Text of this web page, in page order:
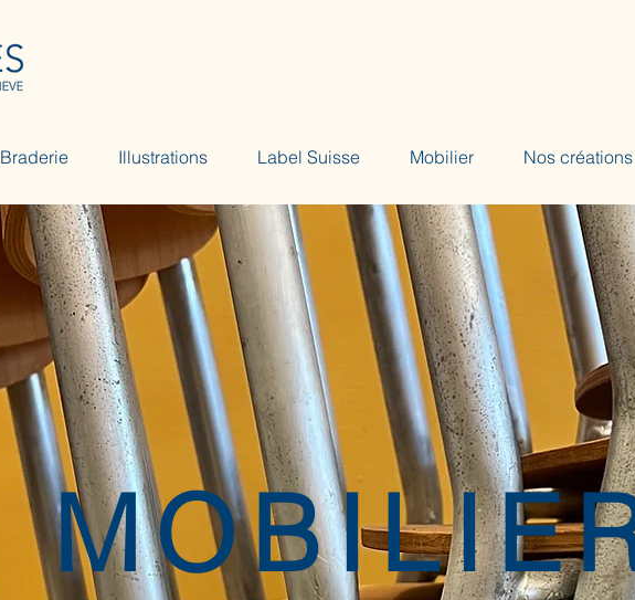
Braderie Illustrations Label Suisse Mobilier Nos créations